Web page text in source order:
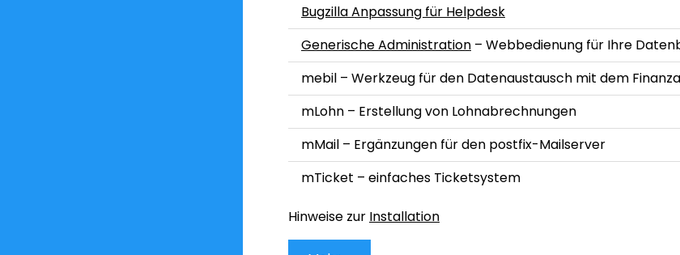
Bugzilla Anpassung für Helpdesk
Generische Administration – Webbedienung für Ihre
mebil – Werkzeug für den Datenaustausch mit dem
mLohn – Erstellung von Lohnabrechnungen
mMail – Ergänzungen für den postfix-Mailserver
mTicket – einfaches Ticketsystem
Hinweise zur Installation